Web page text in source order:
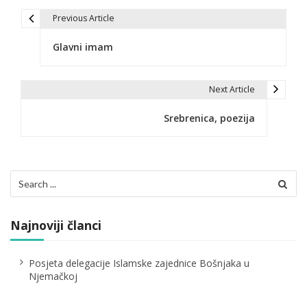
c
i
j
Previous Article
Glavni imam
Next Article
Srebrenica, poezija
for:
Najnoviji članci
Posjeta delegacije Islamske zajednice Bošnjaka u
Njemačkoj